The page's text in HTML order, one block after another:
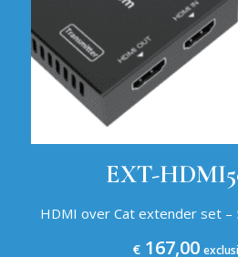
EXT-
HDMI over Cat extender set –
€167,00